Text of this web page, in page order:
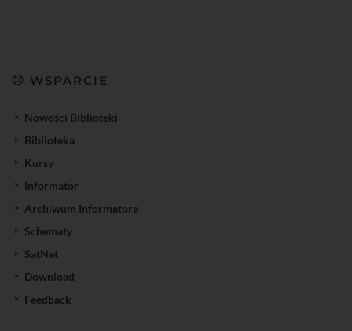
WSPARCIE
Nowości Biblioteki
Biblioteka
Kursy
Informator
Archiwum Informatora
Schematy
SatNet
Download
Feedback